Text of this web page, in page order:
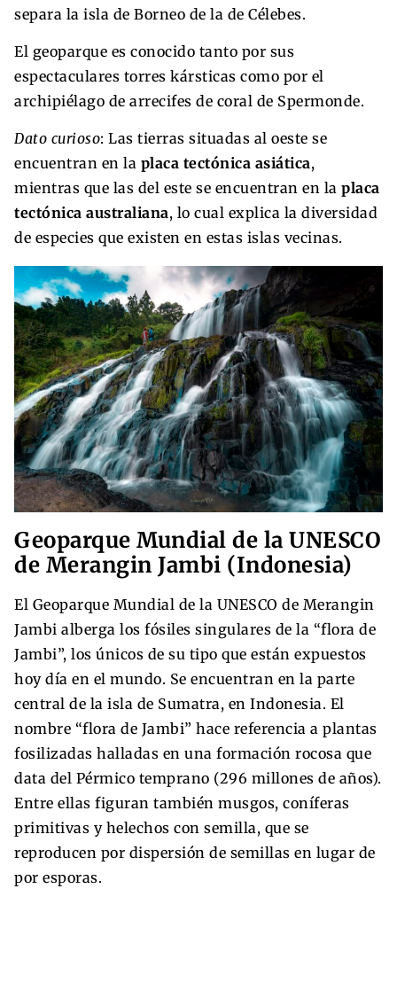
separa la isla de Borneo de la de Célebes.
El geoparque es conocido tanto por sus
espectaculares torres kársticas como por el
archipiélago de arrecifes de coral de Spermonde.
Dato curioso: Las tierras situadas al oeste se
encuentran en la placa tectónica asiática,
mientras que las del este se encuentran en la placa
tectónica australiana, lo cual explica la diversidad
de especies que existen en estas islas vecinas.
Geoparque Mundial de la UNESCO
de Merangin Jambi (Indonesia)
El Geoparque Mundial de la UNESCO de Merangin
Jambi alberga los fósiles singulares de la “flora de
Jambi”, los únicos de su tipo que están expuestos
hoy día en el mundo. Se encuentran en la parte
central de la isla de Sumatra, en Indonesia. El
nombre “flora de Jambi” hace referencia a plantas
fosilizadas halladas en una formación rocosa que
data del Pérmico temprano (296 millones de años).
Entre ellas figuran también musgos, coníferas
primitivas y helechos con semilla, que se
reproducen por dispersión de semillas en lugar de
por esporas.